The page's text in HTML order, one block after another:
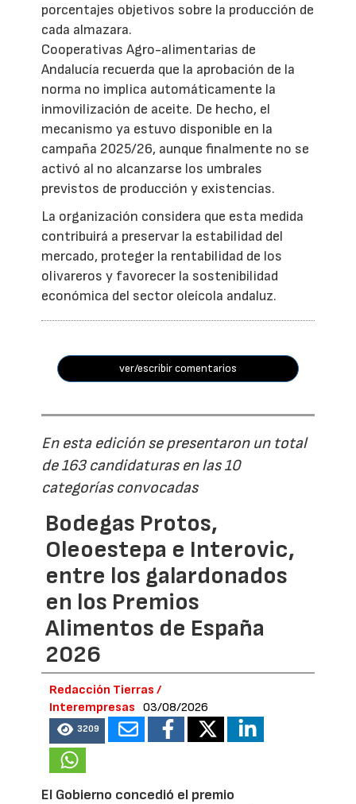
porcentajes objetivos sobre la producción de
cada almazara.
Cooperativas Agro-alimentarias de
Andalucía recuerda que la aprobación de la
norma no implica automáticamente la
inmovilización de aceite. De hecho, el
mecanismo ya estuvo disponible en la
campaña 2025/26, aunque finalmente no se
activó al no alcanzarse los umbrales
previstos de producción y existencias.
La organización considera que esta medida
contribuirá a preservar la estabilidad del
mercado, proteger la rentabilidad de los
olivareros y favorecer la sostenibilidad
económica del sector oleícola andaluz.
ver/escribir comentarios
En esta edición se presentaron un total
de 163 candidaturas en las 10
categorías convocadas
Bodegas Protos,
Oleoestepa e Interovic,
entre los galardonados
en los Premios
Alimentos de España
2026
Redacción Tierras /
Interempresas
03/08/2026
3209
El Gobierno concedió el premio